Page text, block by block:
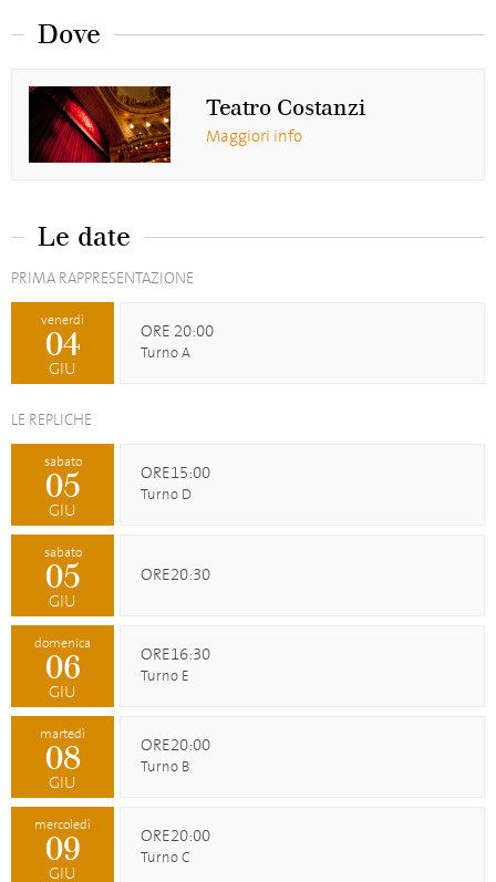
Dove
Teatro Costanzi
Maggiori info
Le date
PRIMA RAPPRESENTAZIONE
venerdì
04
GIU
ORE 20:00
Turno A
LE REPLICHE
sabato
05
GIU
ORE15:00
Turno D
sabato
05
GIU
ORE20:30
domenica
06
GIU
ORE16:30
Turno E
martedì
08
GIU
ORE20:00
Turno B
mercoledì
09
GIU
ORE20:00
Turno C